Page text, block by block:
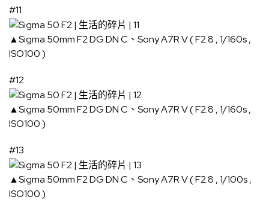
#11
▲Sigma 50mm F2 DG DN C、Sony A7R V ( F2.8 , 1/160s ,
ISO100 )
#12
▲Sigma 50mm F2 DG DN C、Sony A7R V ( F2.8 , 1/160s ,
ISO100 )
#13
▲Sigma 50mm F2 DG DN C、Sony A7R V ( F2.8 , 1/100s ,
ISO100 )